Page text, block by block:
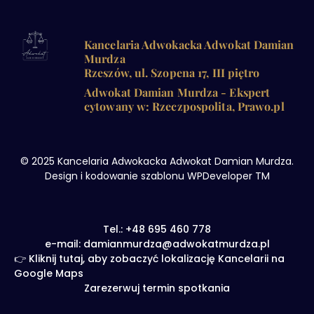
Kancelaria Adwokacka Adwokat Damian
Murdza
Rzeszów, ul. Szopena 17, III piętro
Adwokat Damian Murdza - Ekspert
cytowany w: Rzeczpospolita, Prawo.pl
© 2025 Kancelaria Adwokacka Adwokat Damian Murdza.
Design i kodowanie szablonu WPDeveloper TM
Tel.: +48 695 460 778
e-mail: damianmurdza@adwokatmurdza.pl
👉 Kliknij tutaj, aby zobaczyć lokalizację Kancelarii na
Google Maps
Zarezerwuj termin spotkania